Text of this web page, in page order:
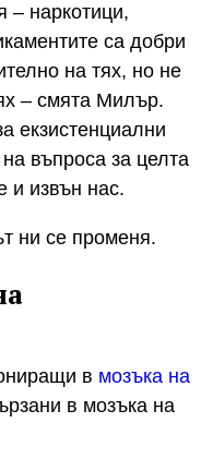
– наркотици,
са добри
на тях, но не
– смята Милър.
екзистенциални
въпроса за целта
и извън нас.
ни се променя.
в мозъка на
в мозъка на